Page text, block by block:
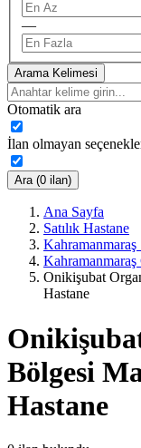
—
Arama Kelimesi
Otomatik ara
İlan olmayan
Ara (0 ilan)
Ana Sayfa
Satılık Hastane
Kahramanmaraş
Kahramanmaraş
Onikişubat
Hastane
Bölgesi
Hastane